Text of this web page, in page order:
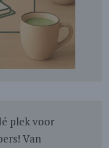
plek voor
Van